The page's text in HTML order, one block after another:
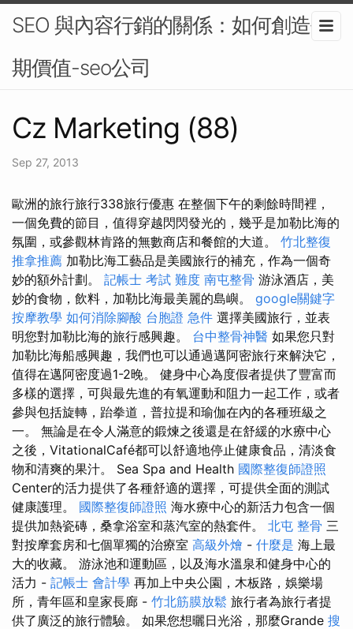
SEO 與內容行銷的關係：如何創造長
期價值-seo公司
Cz Marketing (88)
Sep 27, 2013
歐洲的旅行旅行338旅行優惠 在整個下午的剩餘時間裡，
一個免費的節目，值得穿越閃閃發光的，幾乎是加勒比海的
氛圍，或參觀林肯路的無數商店和餐館的大道。 竹北整復
推拿推薦 加勒比海工藝品是美國旅行的補充，作為一個奇
妙的額外計劃。 記帳士 考試 難度 南屯整骨 游泳酒店，美
妙的食物，飲料，加勒比海最美麗的島嶼。 google關鍵字
按摩教學 如何消除腳酸 台胞證 急件 選擇美國旅行，並表
明您對加勒比海的旅行感興趣。 台中整骨神醫 如果您只對
加勒比海船感興趣，我們也可以通過邁阿密旅行來解決它，
值得在邁阿密度過1-2晚。 健身中心為度假者提供了豐富而
多樣的選擇，可與最先進的有氧運動和阻力一起工作，或者
參與包括旋轉，跆拳道，普拉提和瑜伽在內的各種班級之
一。 無論是在令人滿意的鍛煉之後還是在舒緩的水療中心
之後，VitationalCafé都可以舒適地停止健康食品，清淡食
物和清爽的果汁。 Sea Spa and Health 國際整復師證照
Center的活力提供了各種舒適的選擇，可提供全面的測試
健康護理。 國際整復師證照 海水療中心的新活力包含一個
提供加熱瓷磚，桑拿浴室和蒸汽室的熱套件。 北屯 整骨 三
對按摩套房和七個單獨的治療室 高級外燴 - 什麼是 海上最
大的收藏。 游泳池和運動區，以及海水溫泉和健身中心的
活力 - 記帳士 會計學 再加上中央公園，木板路，娛樂場
所，青年區和皇家長廊 - 竹北筋膜放鬆 旅行者為旅行者提
供了廣泛的旅行體驗。 如果您想曬日光浴，那麼Grande 搜